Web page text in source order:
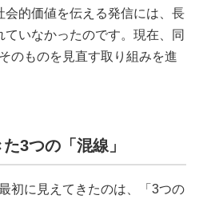
会的価値を伝える発信には、長
いなかったのです。現在、同
のものを見直す取り組みを進
3つの「混線」
初に見えてきたのは、「3つの